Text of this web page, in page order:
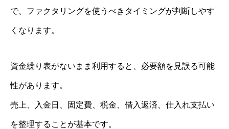
で、ファクタリングを使うべきタイミングが判断しやす
くなります。
資金繰り表がないまま利用すると、必要額を見誤る可能
性があります。
売上、入金日、固定費、税金、借入返済、仕入れ支払い
を整理することが基本です。